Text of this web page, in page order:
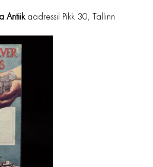
Antiikaadressil Pikk 30, Tallinn